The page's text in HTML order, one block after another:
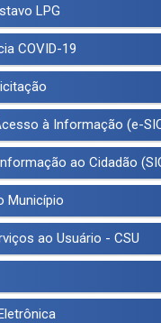
LPG
COVID-19
à Informação (e-
ao Cidadão
Município
ao Usuário - CSU